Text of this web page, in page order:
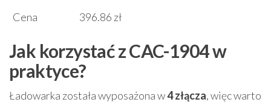
Cena
396.86 zł
Jak korzystać z CAC-1904 w
praktyce?
Ładowarka została wyposażona w4 złącza, więc warto